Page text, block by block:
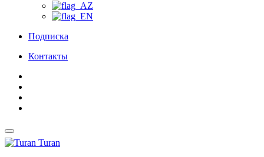
Подписка
Контакты
Turan